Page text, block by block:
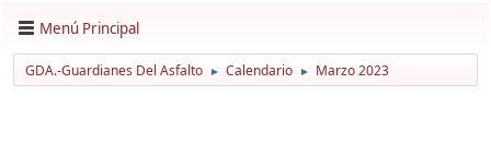
Menú Principal
GDA.-Guardianes Del Asfalto ► Calendario ► Marzo 2023